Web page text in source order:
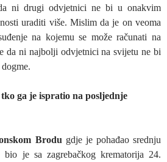
ni drugi odvjetnici ne bi u onakvim
uraditi više. Mislim da je on veoma
na kojemu se može računati na
da ni najbolji odvjetnici na svijetu ne bi
ga je ispratio na posljednje
Brodu gdje je pohađao srednju
bio je sa zagrebačkog krematorija 24.